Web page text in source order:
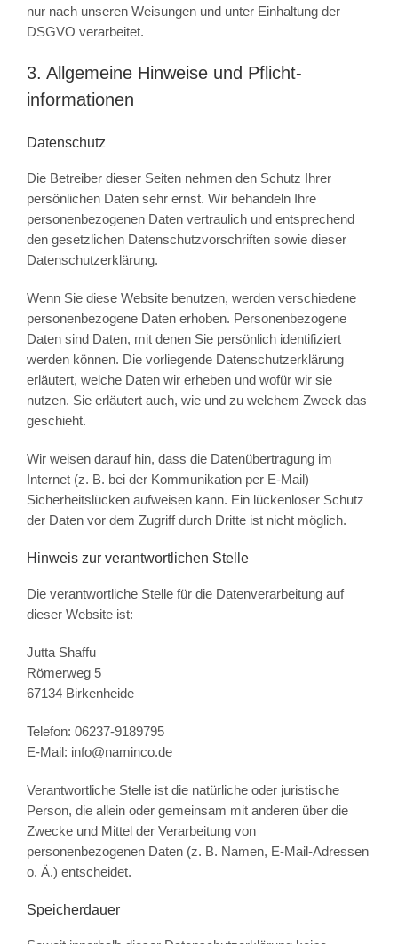
nur nach unseren Weisungen und unter Einhaltung der
DSGVO verarbeitet.
3. Allgemeine Hinweise und Pflicht­
informationen
Datenschutz
Die Betreiber dieser Seiten nehmen den Schutz Ihrer
persönlichen Daten sehr ernst. Wir behandeln Ihre
personenbezogenen Daten vertraulich und entsprechend
den gesetzlichen Datenschutzvorschriften sowie dieser
Datenschutzerklärung.
Wenn Sie diese Website benutzen, werden verschiedene
personenbezogene Daten erhoben. Personenbezogene
Daten sind Daten, mit denen Sie persönlich identifiziert
werden können. Die vorliegende Datenschutzerklärung
erläutert, welche Daten wir erheben und wofür wir sie
nutzen. Sie erläutert auch, wie und zu welchem Zweck das
geschieht.
Wir weisen darauf hin, dass die Datenübertragung im
Internet (z. B. bei der Kommunikation per E-Mail)
Sicherheitslücken aufweisen kann. Ein lückenloser Schutz
der Daten vor dem Zugriff durch Dritte ist nicht möglich.
Hinweis zur verantwortlichen Stelle
Die verantwortliche Stelle für die Datenverarbeitung auf
dieser Website ist:
Jutta Shaffu
Römerweg 5
67134 Birkenheide
Telefon: 06237-9189795
E-Mail: info@naminco.de
Verantwortliche Stelle ist die natürliche oder juristische
Person, die allein oder gemeinsam mit anderen über die
Zwecke und Mittel der Verarbeitung von
personenbezogenen Daten (z. B. Namen, E-Mail-Adressen
o. Ä.) entscheidet.
Speicherdauer